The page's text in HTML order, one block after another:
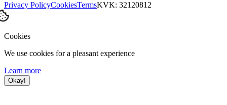
Privacy PolicyCookiesTermsKVK: 32120812
Cookies
We use cookies for a pleasant experience
Learn more
Okay!